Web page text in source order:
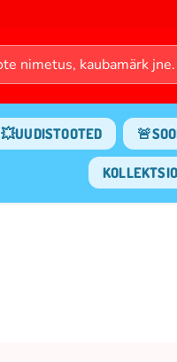
💥UUDISTOOTED